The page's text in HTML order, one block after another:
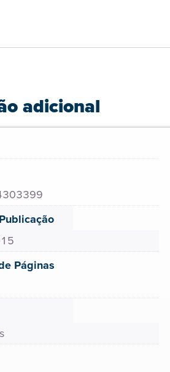
adicional
Páginas